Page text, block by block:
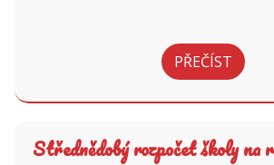
PŘEČÍST
Střednědobý rozpočet školy na